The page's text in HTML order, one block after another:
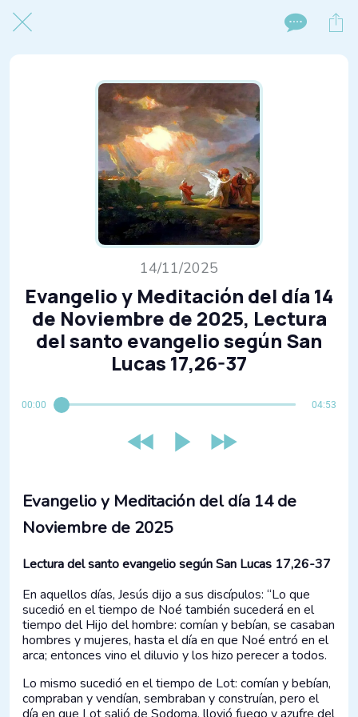
14/11/2025
Evangelio y Meditación del día 14
de Noviembre de 2025, Lectura
del santo evangelio según San
Lucas 17,26-37
00:00 04:53
Evangelio y Meditación del día 14 de
Noviembre de 2025
Lectura del santo evangelio según San Lucas 17,26-37
En aquellos días, Jesús dijo a sus discípulos: “Lo que
sucedió en el tiempo de Noé también sucederá en el
tiempo del Hijo del hombre: comían y bebían, se casaban
hombres y mujeres, hasta el día en que Noé entró en el
arca; entonces vino el diluvio y los hizo perecer a todos.
Lo mismo sucedió en el tiempo de Lot: comían y bebían,
compraban y vendían, sembraban y construían, pero el